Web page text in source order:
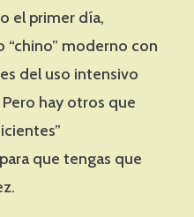
el primer día,
moderno con
del uso intensivo
hay otros que
que tengas que